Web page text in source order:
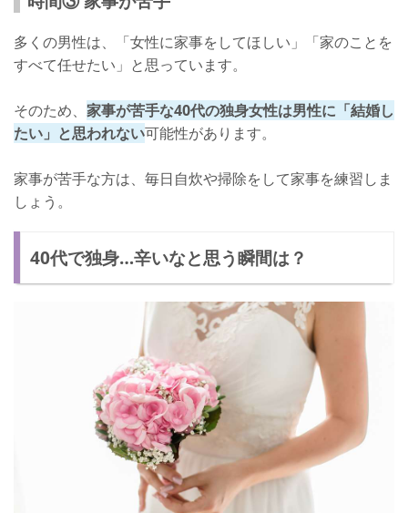
多くの男性は、「女性に家事をしてほしい」「家のことを
すべて任せたい」と思っています。
そのため、 家事が苦手な40代の独身女性は男性に「結婚し
たい」と思われない可能性があります。
家事が苦手な方は、毎日自炊や掃除をして家事を練習しま
しょう。
40代で独身…辛いなと思う瞬間は？